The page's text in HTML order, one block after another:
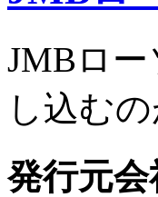
JMBロー
し込む
発行元